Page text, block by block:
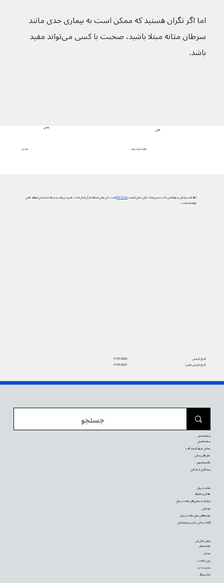
اما اگر نگران هستید که ممکن است به بیماری جدی مانند
سرطان مثانه مبتلا باشید، صحبت با کسی می‌تواند مفید
باشد.
عوارض
بعدی
چگونه انجام می‌شود
قبلی
اطلاعات پزشکی و بهداشتی ما در دیجی‌پزشک دارای نشان کیفیتPIF TICKاست. این یعنی استفاده از آن آسان است، به‌روز می‌باشد و بر پایه جدیدترین شواهد علمی
تهیه شده است.
17/07/2024
تاریخ بازبینی:
17/07/2027
تاریخ بازبینی بعدی:
سالم زندگی کن
تغذیه سالم
ورزش
وزن مناسب
مدیریت درد
ترک سیگار
سلامت روان
علائم و رفتارها
شرایط و بیماری‌های سلامت روان
خودیاری
توصیه‌‌هایی برای سلامت روان
گفتار درمانی، دارو و روانپزشکی
صفحه اصلی
صفحه اصلی
بیماری عروق کرونر قلب
عمل‌های زیبایی
واکسیناسیون
پیشگیری از بارداری